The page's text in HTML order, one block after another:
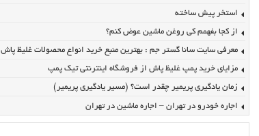
استخر پیش ساخته
از کجا بفهمم کی روغن ماشین عوض کنم؟
معرفی سایت سانا گستر جم : بهترین منبع خرید انواع محصولات غلیظ پاش
مزایای خرید پمپ غلیظ پاش از فروشگاه اینترنتی تیک پمپ
زمان یادگیری پریمیر چقدر است؟ (مسیر یادگیری پریمیر)
اجاره خودرو در تهران – اجاره ماشین در تهران